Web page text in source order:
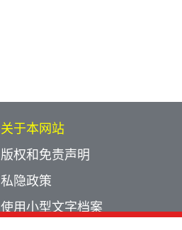
关于本网站
版权和免责声明
私隐政策
使用小型文字档案